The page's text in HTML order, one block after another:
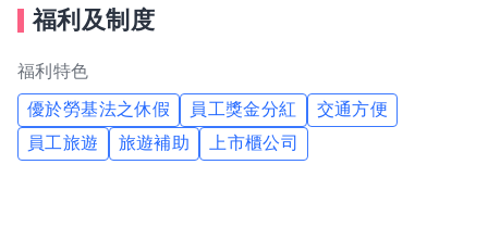
福利及制度
福利特色
優於勞基法之休假 員工獎金分紅
交通方便
員工旅遊
旅遊補助 上市櫃公司